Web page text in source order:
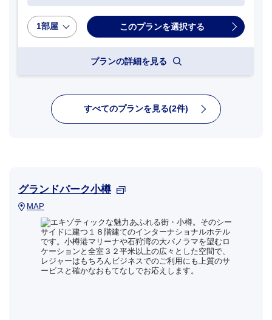
1部屋
プランの詳細を見る
すべてのプランを見る(2件)
グランドパーク小樽
MAP